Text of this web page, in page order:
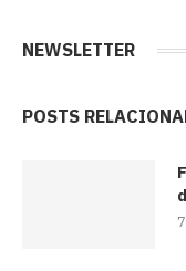
NEWSLETTER
POSTS